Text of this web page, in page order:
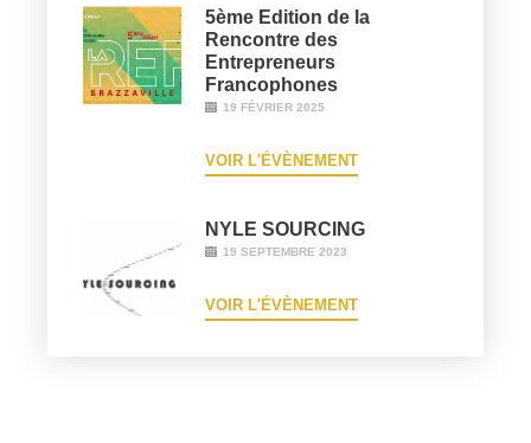
5ème Edition de la
Rencontre des
Entrepreneurs
Francophones
19 FÉVRIER 2025
VOIR L'ÉVÈNEMENT
NYLE SOURCING
19 SEPTEMBRE 2023
VOIR L'ÉVÈNEMENT